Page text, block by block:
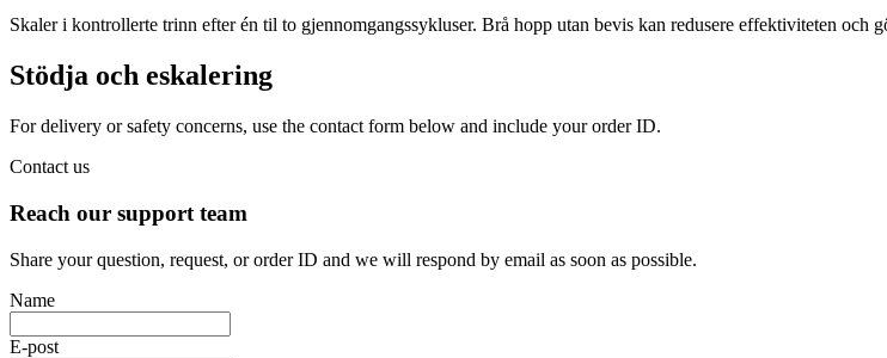
Skaler i kontrollerte trinn efter én til to gjennomgangssykluser. Brå hopp utan bevis kan redusere effektiviteten och
Stödja och eskalering
For delivery or safety concerns, use the contact form below and include your order ID.
Contact us
Reach our support team
Share your question, request, or order ID and we will respond by email as soon as possible.
Name
E-post